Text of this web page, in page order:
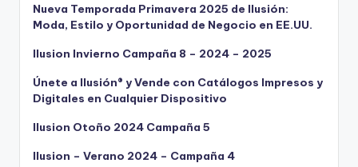
Nueva Temporada Primavera 2025 de Ilusión:
Moda, Estilo y Oportunidad de Negocio en EE.UU.
Ilusion Invierno Campaña 8 – 2024 – 2025
Únete a Ilusión® y Vende con Catálogos Impresos y
Digitales en Cualquier Dispositivo
Ilusion Otoño 2024 Campaña 5
Ilusion – Verano 2024 – Campaña 4